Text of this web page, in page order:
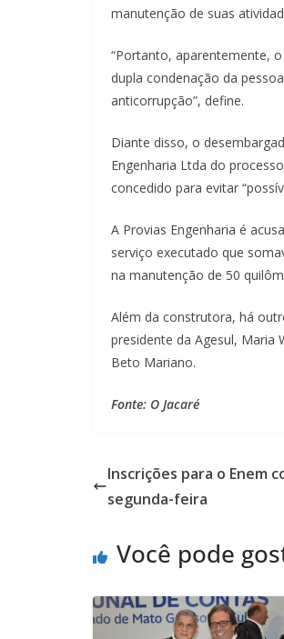
manutenção de suas
“Portanto, aparentemente,
dupla condenação da
anticorrupção”, define.
Diante disso, o
Engenharia Ltda do
concedido para evitar
A Provias Engenharia é
serviço executado que
na manutenção de 50
Além da construtora, há
presidente da Agesul, Maria
Beto Mariano.
Fonte: O Jacaré
Inscrições para o Enem
segunda-feira
Você pode